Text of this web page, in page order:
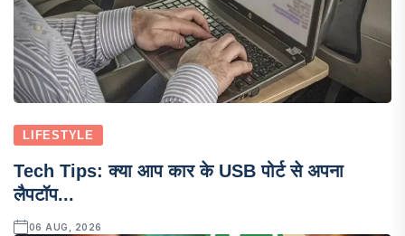
LIFESTYLE
Tech Tips: क्या आप कार के USB पोर्ट से अपना
लैपटॉप...
06 AUG, 2026